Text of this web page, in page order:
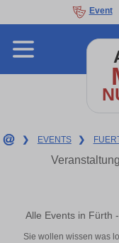
Event
❯ EVENTS ❯
Alle Events in Fürth
Sie wollen wissen was